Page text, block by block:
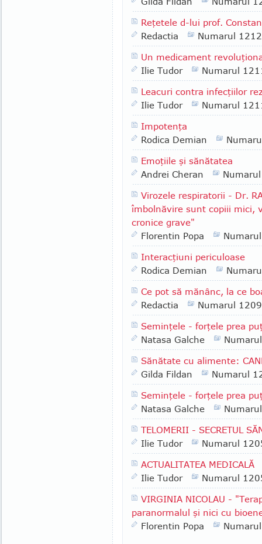
Reţetele d-lui prof.
Redactia
Numarul 1212
Un medicament
Ilie Tudor
Numarul
Leacuri contra infecţiilor
Ilie Tudor
Numarul
Impotenţa
Rodica Demian
Emoţiile şi sănătatea
Andrei Cheran
Virozele respiratorii - Dr.
îmbolnăvire sunt copiii mici,
cronice grave"
Florentin Popa
Interacţiuni periculoase
Rodica Demian
Ce pot să mănânc, la ce
Redactia
Numarul 1209
Seminţele - forţele prea
Natasa Galche
Sănătate cu alimente:
Gilda Fildan
Numarul
Seminţele - forţele prea
Natasa Galche
TELOMERII - SECRETUL
Ilie Tudor
Numarul
ACTUALITATEA MEDICALĂ
Ilie Tudor
Numarul
VIRGINIA NICOLAU -
paranormalul şi nici cu
Florentin Popa